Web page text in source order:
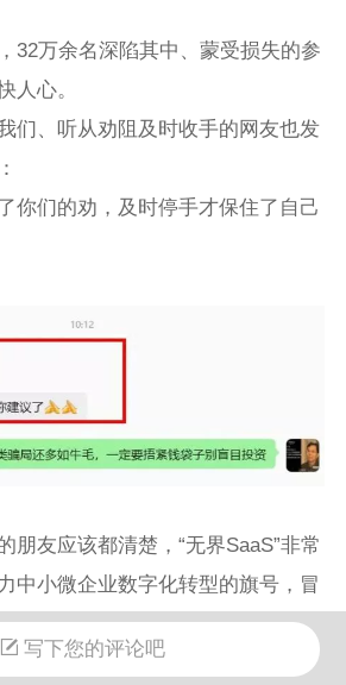
万余名深陷其中、蒙受损失的参
人心。
、听从劝阻及时收手的网友也发
们的劝，及时停手才保住了自己
友应该都清楚，“无界SaaS”非常
中小微企业数字化转型的旗号，冒
惑性极强。吸引了大批普通人入
有线上创业、网络经营经验的中老
写下您的评论吧